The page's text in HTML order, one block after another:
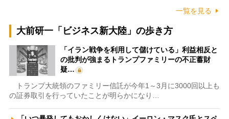
一覧を見る
大前研一「ビジネス新大陸」の歩き方
「イラン戦争を利用して儲けている」利益相反と
の批判が強まるトランプファミリーの不正蓄財
疑…
トランプ大統領のファミリー信託が今年1～3月に3000回以上も
の証券取引を行っていたことが明らかになり…